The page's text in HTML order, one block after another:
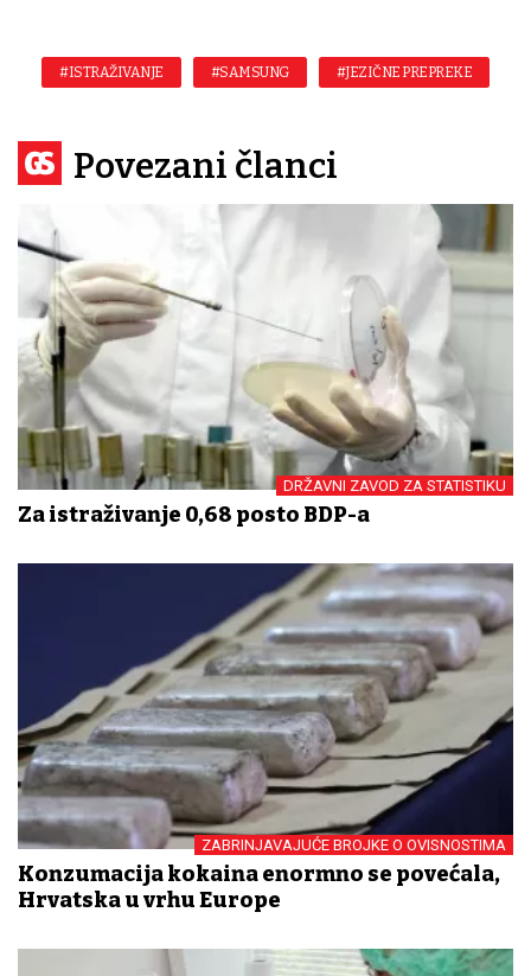
#ISTRAŽIVANJE #SAMSUNG #JEZIČNE PREPREKE
Povezani članci
DRŽAVNI ZAVOD ZA STATISTIKU
Za istraživanje 0,68 posto BDP-a
ZABRINJAVAJUĆE BROJKE O OVISNOSTIMA
Konzumacija kokaina enormno se povećala,
Hrvatska u vrhu Europe